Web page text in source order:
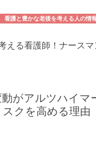
看護と豊かな老後を考える人の情
える看護師！ナースマ
動がアルツハイマ
スクを高める理由